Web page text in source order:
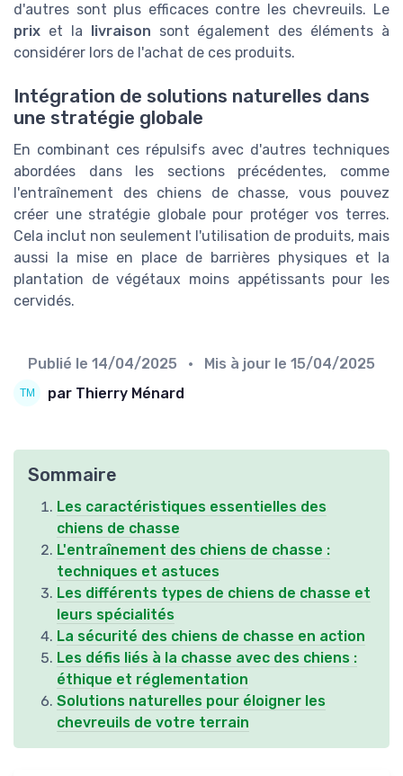
d'autres sont plus efficaces contre les chevreuils. Le
prix et la livraison sont également des éléments à
considérer lors de l'achat de ces produits.
Intégration de solutions naturelles dans
une stratégie globale
En combinant ces répulsifs avec d'autres techniques
abordées dans les sections précédentes, comme
l'entraînement des chiens de chasse, vous pouvez
créer une stratégie globale pour protéger vos terres.
Cela inclut non seulement l'utilisation de produits, mais
aussi la mise en place de barrières physiques et la
plantation de végétaux moins appétissants pour les
cervidés.
Publié le 14/04/2025 • Mis à jour le 15/04/2025
par Thierry Ménard
Sommaire
Les caractéristiques essentielles des
chiens de chasse
L'entraînement des chiens de chasse :
techniques et astuces
Les différents types de chiens de chasse et
leurs spécialités
La sécurité des chiens de chasse en action
Les défis liés à la chasse avec des chiens :
éthique et réglementation
Solutions naturelles pour éloigner les
chevreuils de votre terrain